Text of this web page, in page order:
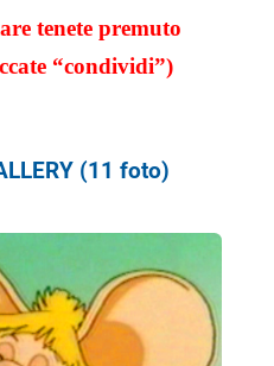
tenete premuto
“condividi”)
(11 foto)